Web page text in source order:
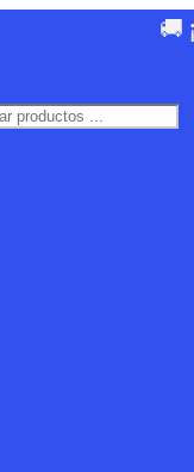
🚚